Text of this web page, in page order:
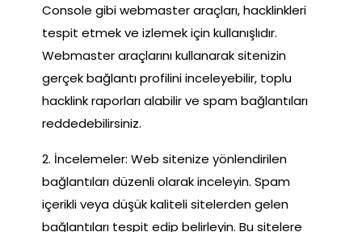
Console gibi webmaster araçları, hacklinkleri
tespit etmek ve izlemek için kullanışlıdır.
Webmaster araçlarını kullanarak sitenizin
gerçek bağlantı profilini inceleyebilir, toplu
hacklink raporları alabilir ve spam bağlantıları
reddedebilirsiniz.
2. İncelemeler: Web sitenize yönlendirilen
bağlantıları düzenli olarak inceleyin. Spam
içerikli veya düşük kaliteli sitelerden gelen
bağlantıları tespit edip belirleyin. Bu sitelere